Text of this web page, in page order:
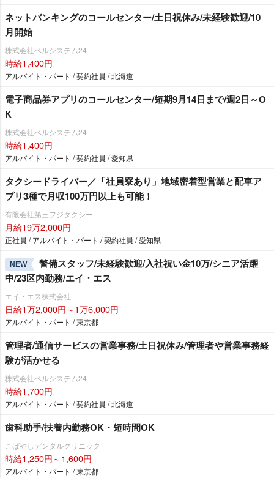
ネットバンキングのコールセンター/土日祝休み/未経験歓迎/10
月開始
株式会社ベルシステム24
時給1,400円
アルバイト・パート / 契約社員 / 北海道
電子商品券アプリのコールセンター/短期9月14日まで/週2日～O
K
株式会社ベルシステム24
時給1,400円
アルバイト・パート / 契約社員 / 愛知県
タクシードライバー／「社員寮あり」地域密着型営業と配車ア
プリ3種で月収100万円以上も可能！
有限会社第三フジタクシー
月給19万2,000円
正社員 / アルバイト・パート / 契約社員 / 愛知県
NEW
警備スタッフ/未経験歓迎/入社祝い金10万/シニア活躍
中/23区内勤務/エイ・エス
エイ・エス株式会社
日給1万2,000円～1万6,000円
アルバイト・パート / 東京都
管理者/通信サービスの営業事務/土日祝休み/管理者や営業事務経
験が活かせる
株式会社ベルシステム24
時給1,700円
アルバイト・パート / 契約社員 / 北海道
歯科助手/扶養内勤務OK・短時間OK
こばやしデンタルクリニック
時給1,250円～1,600円
アルバイト・パート / 東京都